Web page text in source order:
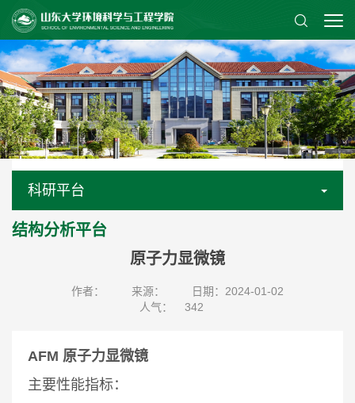
科研平台
结构分析平台
原子力显微镜
作者： 来源：
日期：2024-01-02
人气：
342
AFM 原子力显微镜
主要性能指标：